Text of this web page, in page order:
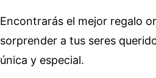
Encontrarás el mejor regalo
sorprender a tus seres
única y especial.